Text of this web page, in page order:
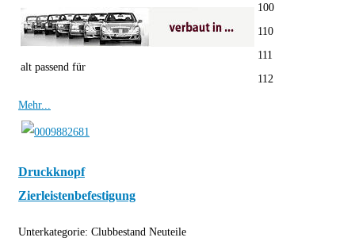
alt passend für
100
110
111
112
Mehr...
Druckknopf
Zierleistenbefestigung
Unterkategorie: Clubbestand Neuteile